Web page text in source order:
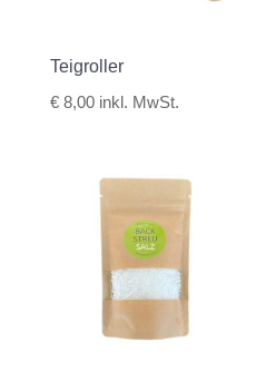
Teigroller
€8,00 inkl. MwSt.